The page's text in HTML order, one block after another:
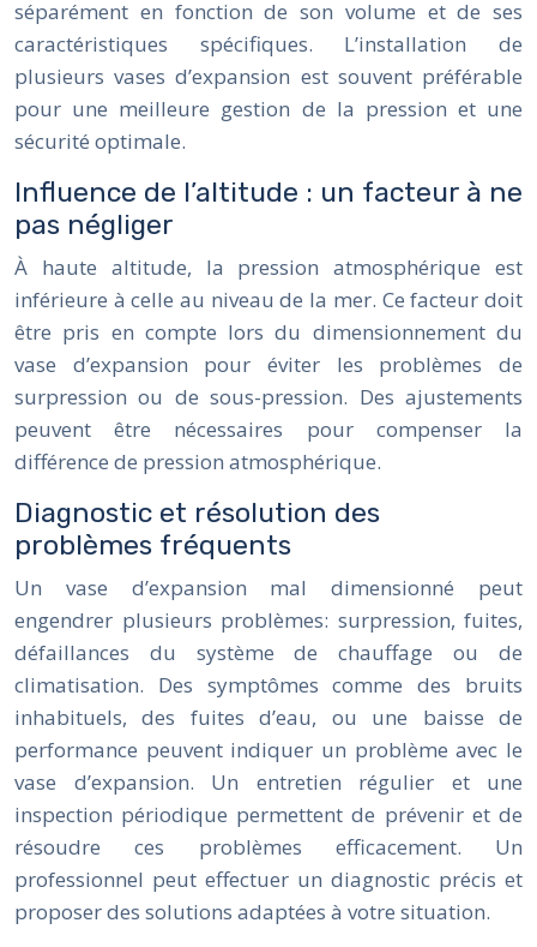
séparément en fonction de son volume et de ses
caractéristiques spécifiques. L’installation de
plusieurs vases d’expansion est souvent préférable
pour une meilleure gestion de la pression et une
sécurité optimale.
Influence de l’altitude : un facteur à ne
pas négliger
À haute altitude, la pression atmosphérique est
inférieure à celle au niveau de la mer. Ce facteur doit
être pris en compte lors du dimensionnement du
vase d’expansion pour éviter les problèmes de
surpression ou de sous-pression. Des ajustements
peuvent être nécessaires pour compenser la
différence de pression atmosphérique.
Diagnostic et résolution des
problèmes fréquents
Un vase d’expansion mal dimensionné peut
engendrer plusieurs problèmes: surpression, fuites,
défaillances du système de chauffage ou de
climatisation. Des symptômes comme des bruits
inhabituels, des fuites d’eau, ou une baisse de
performance peuvent indiquer un problème avec le
vase d’expansion. Un entretien régulier et une
inspection périodique permettent de prévenir et de
résoudre ces problèmes efficacement. Un
professionnel peut effectuer un diagnostic précis et
proposer des solutions adaptées à votre situation.